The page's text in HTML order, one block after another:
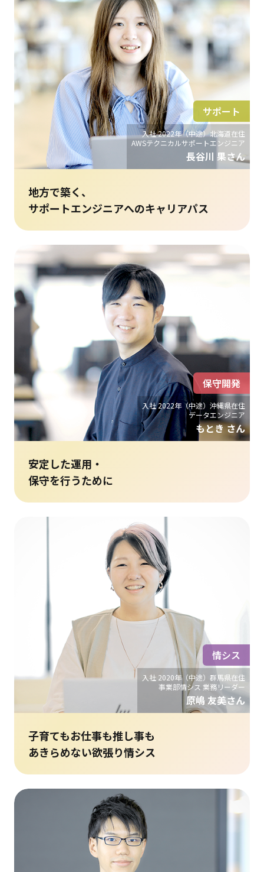
入社 2022年（中途）北海道在住
AWSテクニカルサポートエンジニア
長谷川 果さん
サポート
地方で築く、
サポートエンジニアへのキャリアパス
入社 2022年（中途）沖縄県在住
データエンジニア
もとき さん
保守開発
安定した運用・
保守を行うために
入社 2020年（中途）群馬県在住
事業部情シス 業務リーダー
原嶋 友美さん
情シス
子育てもお仕事も推し事も
あきらめない欲張り情シス